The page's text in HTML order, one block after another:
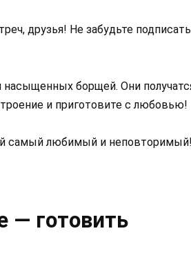
друзья! Не забудьте
борщей. Они
и приготовите с любовью!
самый любимый и неповторимый!
— готовить